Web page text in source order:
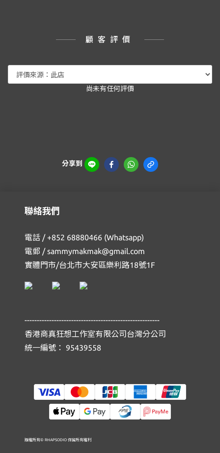
顧客評價
尚未有任何評價
分享到
聯絡我們
電話 / +852 68880466 (Whatsapp)
電郵 / sammymakmak@gmail.com
實體門市/台北市大安區樂利路18號1F
-------------------------------------------------------
香港商真狂想工作室有限公司台灣分公司
統一編號： 95439558
版權所有© RHAPSODIO 保留所有權利